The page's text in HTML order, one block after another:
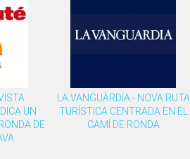
UN
DE
LA VANGUÀRDIA - NOVA RUTA
TURÍSTICA CENTRADA EN EL
CAMÍ DE RONDA